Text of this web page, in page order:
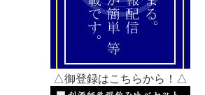
△御登録はこちらから！△